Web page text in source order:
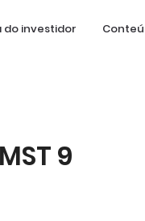
do investidor
9